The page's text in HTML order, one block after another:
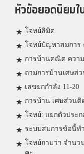
หัวข้อยอดนิยม
โจทย์ลิมิต
โจทย์ปัญหาสมกา
การบ้านคณิต ควา
ถามการบ้านเศษส่
เลขยกกำลัง 11-20
การบ้าน เศษส่วนติ
โจทย์: แยกตัวประ
ระบบสมการข้อนี้ท
โจทย์ถามว่า จำนว